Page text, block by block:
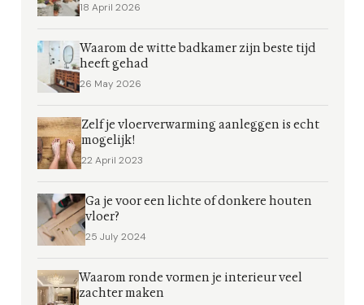
18 April 2026
Waarom de witte badkamer zijn beste tijd
heeft gehad
26 May 2026
Zelf je vloerverwarming aanleggen is echt
mogelijk!
22 April 2023
Ga je voor een lichte of donkere houten
vloer?
25 July 2024
Waarom ronde vormen je interieur veel
zachter maken